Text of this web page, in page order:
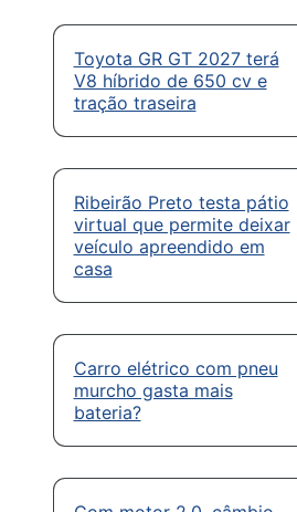
Toyota GR GT 2027 terá
V8 híbrido de 650 cv e
tração traseira
Ribeirão Preto testa pátio
virtual que permite deixar
veículo apreendido em
casa
Carro elétrico com pneu
murcho gasta mais
bateria?